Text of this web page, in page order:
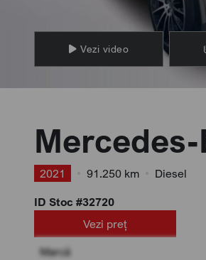
Vezi video
Mercedes-
2021 91.250 km
Diesel
ID Stoc #32720
Vezi preț
Marcă